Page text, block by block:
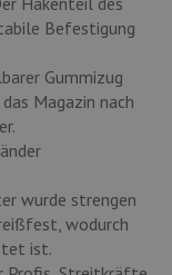
Befestigung
Gummizug
Magazin nach
wurde strengen
wodurch
ist.